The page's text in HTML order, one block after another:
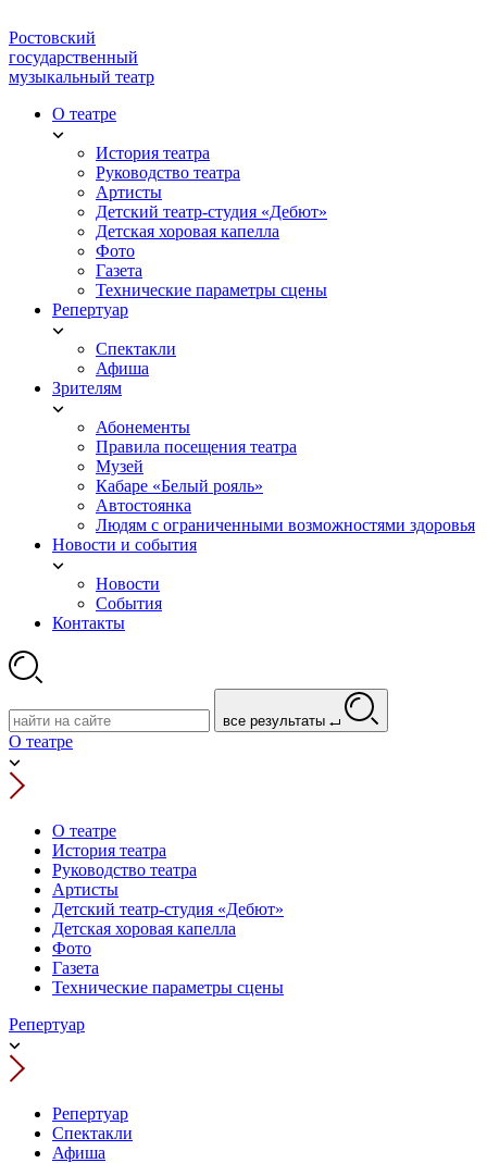
Ростовский
государственный
музыкальный театр
О театре
История театра
Руководство театра
Артисты
Детский театр-студия «Дебют»
Детская хоровая капелла
Фото
Газета
Технические параметры сцены
Репертуар
Спектакли
Афиша
Зрителям
Абонементы
Правила посещения театра
Музей
Кабаре «Белый рояль»
Автостоянка
Людям с ограниченными возможностями здоровья
Новости и события
Новости
События
Контакты
все результаты
О театре
О театре
История театра
Руководство театра
Артисты
Детский театр-студия «Дебют»
Детская хоровая капелла
Фото
Газета
Технические параметры сцены
Репертуар
Репертуар
Спектакли
Афиша